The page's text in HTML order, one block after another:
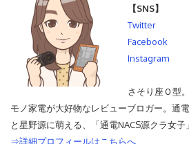
【SNS】
Twitter
Facebook
Instagram
さそり座Ｏ型
モノ家電が大好物なレビューブロガー。通
と星野源に萌える、「通電NACS源クラ女子
⇒詳細プロフィールはこちらへ